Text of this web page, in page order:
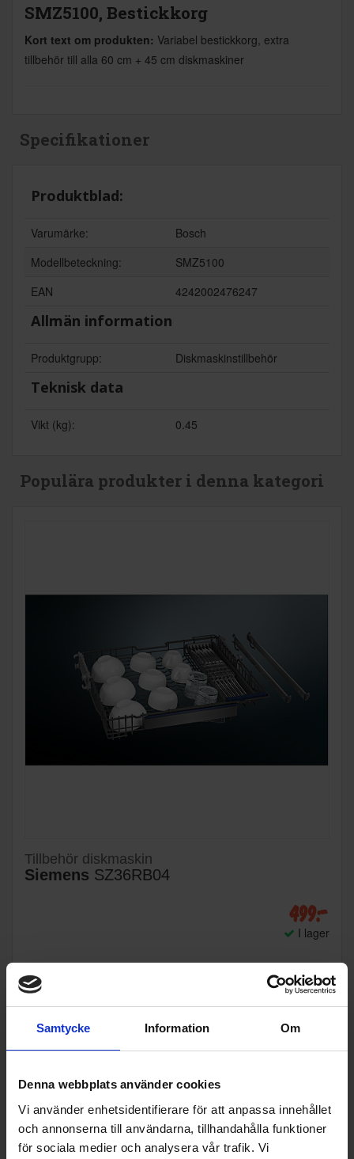
Samtycke Information Om
Denna webbplats använder cookies
Vi använder enhetsidentifierare för att anpassa innehållet
och annonserna till användarna, tillhandahålla funktioner
för sociala medier och analysera vår trafik. Vi
SMZ5100, Bestickkorg
Kort text om produkten: Variabel bestickkorg, extra
tillbehör till alla 60 cm + 45 cm diskmaskiner
Specifikationer
Produktblad:
Varumärke:
Bosch
Modellbeteckning:
SMZ5100
EAN
4242002476247
Allmän information
Produktgrupp: Diskmaskinstillbehör
Teknisk data
Vikt (kg): 0.45
Populära produkter i denna kategori
Tillbehör diskmaskin
Siemens SZ36RB04
499:-
I lager
KÖP